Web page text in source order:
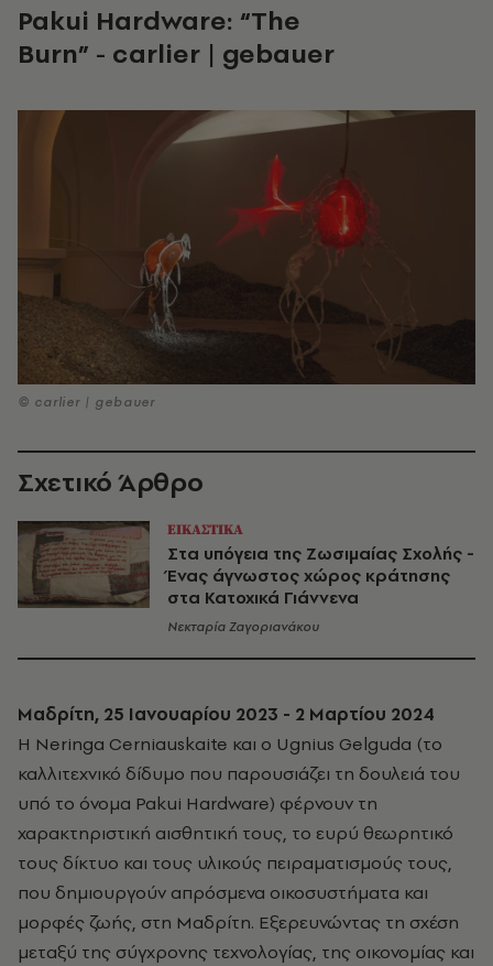
Pakui Hardware: “The
Burn” - carlier | gebauer
© carlier | gebauer
Σχετικό Άρθρο
ΕΙΚΑΣΤΙΚΑ
Στα υπόγεια της Ζωσιμαίας Σχολής -
Ένας άγνωστος χώρος κράτησης
στα Κατοχικά Γιάννενα
Νεκταρία Ζαγοριανάκου
Μαδρίτη, 25 Ιανουαρίου 2023 - 2 Μαρτίου 2024
Η Neringa Cerniauskaite και ο Ugnius Gelguda (το
καλλιτεχνικό δίδυμο που παρουσιάζει τη δουλειά του
υπό το όνομα Pakui Hardware) φέρνουν τη
χαρακτηριστική αισθητική τους, το ευρύ θεωρητικό
τους δίκτυο και τους υλικούς πειραματισμούς τους,
που δημιουργούν απρόσμενα οικοσυστήματα και
μορφές ζωής, στη Μαδρίτη. Εξερευνώντας τη σχέση
μεταξύ της σύγχρονης τεχνολογίας, της οικονομίας και